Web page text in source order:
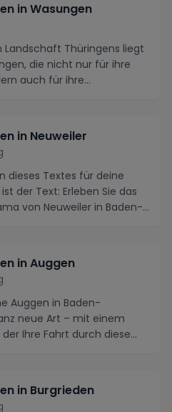
in Wasungen
Thüringens liegt
die nicht nur für ihre
auch für ihre...
in Neuweiler
dieses Textes für deine
Erleben Sie das
von Neuweiler in Baden-...
in Auggen
Auggen in Baden-
neue Art – mit einem
Ihre Fahrt durch diese
in Burgrieden